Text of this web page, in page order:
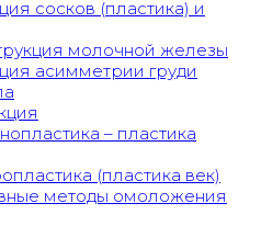
сосков (пластика) и
молочной железы
асимметрии груди
– пластика
(пластика век)
методы омоложения